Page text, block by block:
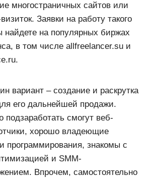
многостраничных сайтов или
Заявки на работу такого
найдете на популярных биржах
в том числе allfreelancer.su и
вариант – создание и раскрутка
его дальнейшей продажи.
подзаработать смогут веб-
хорошо владеющие
программирования, знакомы с
и SMM-
Впрочем, самостоятельно